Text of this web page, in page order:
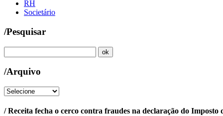
RH
Societário
/Pesquisar
/Arquivo
/ Receita fecha o cerco contra fraudes na declaração do Imposto